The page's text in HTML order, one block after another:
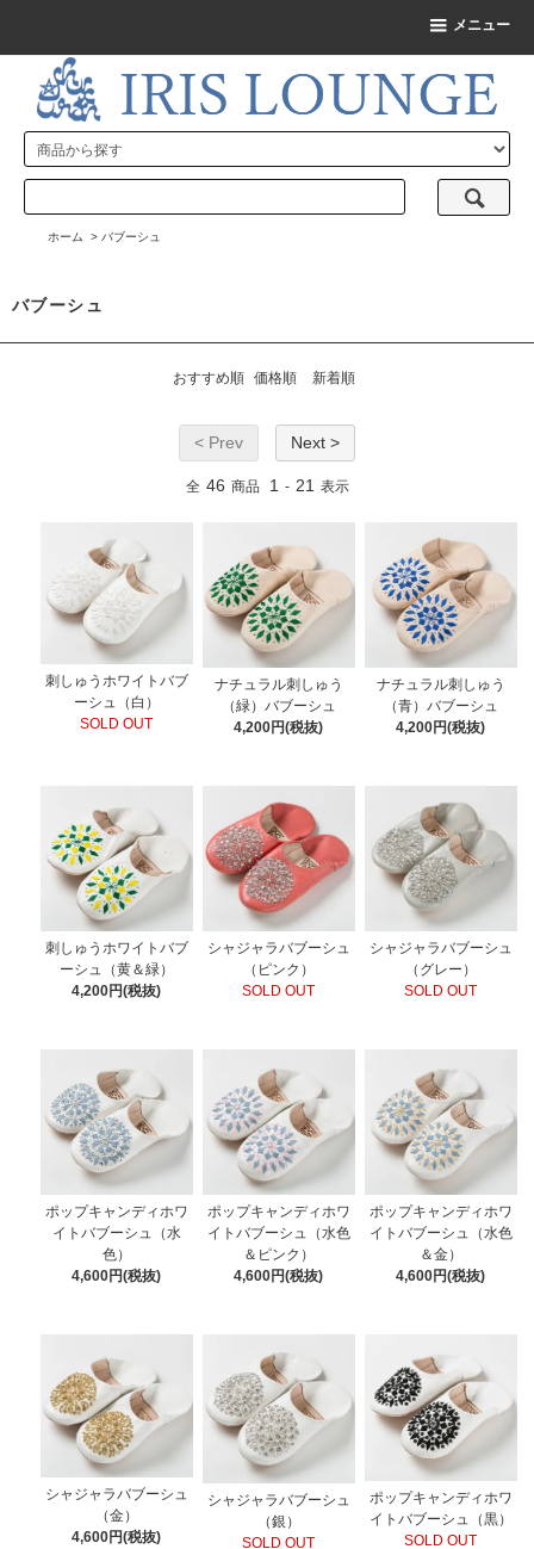
メニュー
ホーム > バブーシュ
バブーシュ
おすすめ順 価格順 新着順
< Prev Next >
全 46 商品 1 - 21 表示
刺しゅうホワイトバブ
ーシュ（白）
SOLD OUT
ナチュラル刺しゅう
（緑）バブーシュ
4,200円(税抜)
ナチュラル刺しゅう
（青）バブーシュ
4,200円(税抜)
刺しゅうホワイトバブ
ーシュ（黄＆緑）
4,200円(税抜)
シャジャラバブーシュ
（ピンク）
SOLD OUT
シャジャラバブーシュ
（グレー）
SOLD OUT
ポップキャンディホワ
イトバブーシュ（水
色）
4,600円(税抜)
ポップキャンディホワ
イトバブーシュ（水色
＆ピンク）
4,600円(税抜)
ポップキャンディホワ
イトバブーシュ（水色
＆金）
4,600円(税抜)
シャジャラバブーシュ
（金）
4,600円(税抜)
シャジャラバブーシュ
（銀）
SOLD OUT
ポップキャンディホワ
イトバブーシュ（黒）
SOLD OUT